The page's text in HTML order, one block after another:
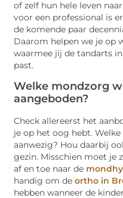
of zelf hun hele leven
voor een professional is
de komende paar
Daarom helpen we je op
waarmee jij de tandarts
past.
Welke mondzorg
aangeboden?
Check allereerst het
je op het oog hebt.
aanwezig? Hou daarbij
gezin. Misschien moet je
af en toe naar de
handig om deortho in
hebben wanneer de